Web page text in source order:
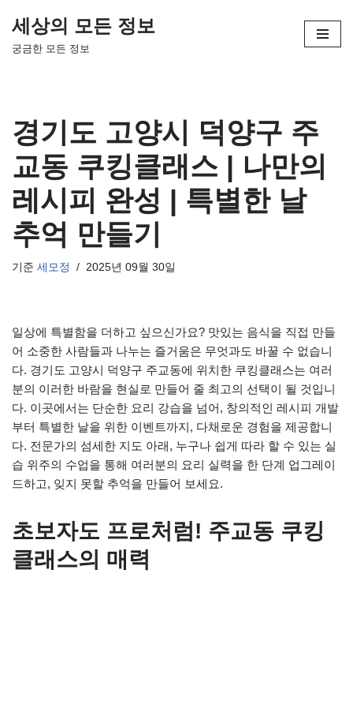
콘
건
너
뛰
기
세상의 모든 정보
궁금한 모든 정보
경기도 고양시 덕양구 주
교동 쿠킹클래스 | 나만의
레시피 완성 | 특별한 날
추억 만들기
기준 세모정 2025년 09월 30일
일상에 특별함을 더하고 싶으신가요? 맛있는 음식을 직접 만들
어 소중한 사람들과 나누는 즐거움은 무엇과도 바꿀 수 없습니
다. 경기도 고양시 덕양구 주교동에 위치한 쿠킹클래스는 여러
분의 이러한 바람을 현실로 만들어 줄 최고의 선택이 될 것입니
다. 이곳에서는 단순한 요리 강습을 넘어, 창의적인 레시피 개발
부터 특별한 날을 위한 이벤트까지, 다채로운 경험을 제공합니
다. 전문가의 섬세한 지도 아래, 누구나 쉽게 따라 할 수 있는 실
습 위주의 수업을 통해 여러분의 요리 실력을 한 단계 업그레이
드하고, 잊지 못할 추억을 만들어 보세요.
초보자도 프로처럼! 주교동 쿠킹
클래스의 매력